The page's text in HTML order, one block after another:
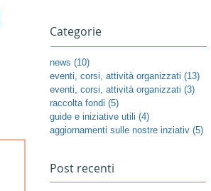
Categorie
news (10)
eventi, corsi, attività organizzati (13)
eventi, corsi, attività organizzati (3)
raccolta fondi (5)
guide e iniziative utili (4)
aggiornamenti sulle nostre inziativ (5)
Post recenti